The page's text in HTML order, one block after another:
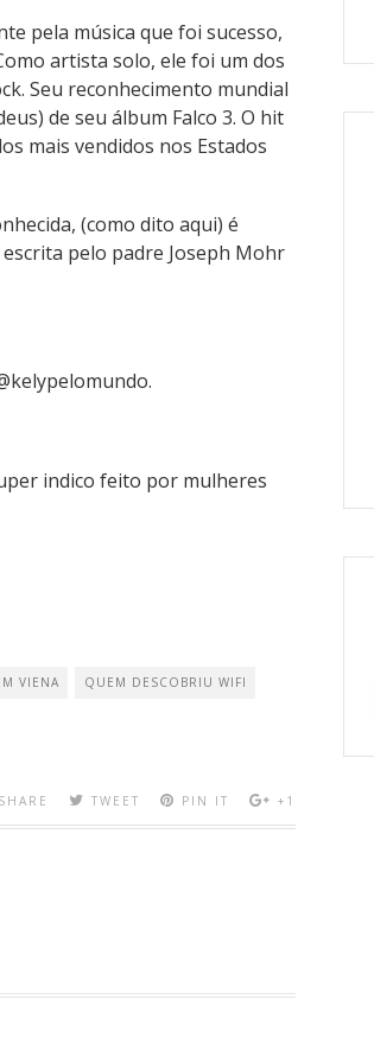
pela música que foi sucesso,
artista solo, ele foi um dos
Seu reconhecimento mundial
de seu álbum Falco 3. O hit
mais vendidos nos Estados
(como dito aqui) é
pelo padre Joseph Mohr
indico feito por mulheres
VIENA QUEM DESCOBRIU WIFI
SHARE TWEET PIN IT +1